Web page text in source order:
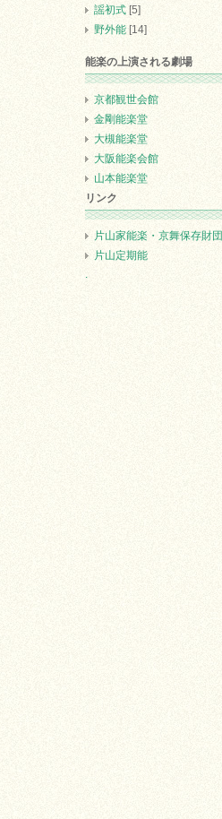
謡初式 [5]
野外能 [14]
能楽の上演される劇場
京都観世会館
金剛能楽堂
大槻能楽堂
大阪能楽会館
山本能楽堂
リンク
片山家能楽・京舞保存財団
片山定期能
.